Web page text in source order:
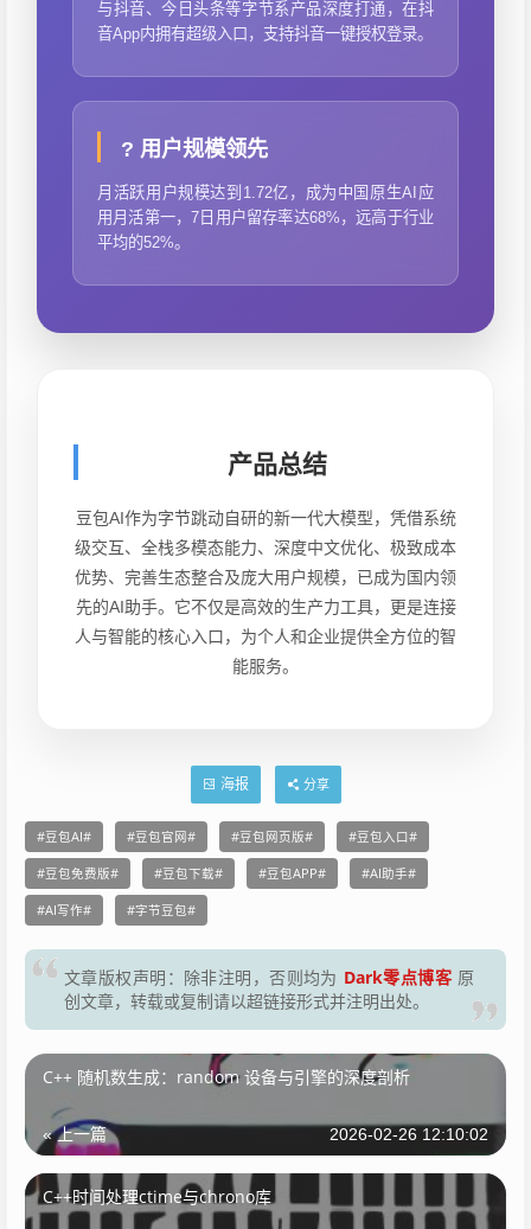
与抖音、今日头条等字节系产品深度打通，在抖
音App内拥有超级入口，支持抖音一键授权登录。
? 用户规模领先
月活跃用户规模达到1.72亿，成为中国原生AI应
用月活第一，7日用户留存率达68%，远高于行业
平均的52%。
产品总结
豆包AI作为字节跳动自研的新一代大模型，凭借系统
级交互、全栈多模态能力、深度中文优化、极致成本
优势、完善生态整合及庞大用户规模，已成为国内领
先的AI助手。它不仅是高效的生产力工具，更是连接
人与智能的核心入口，为个人和企业提供全方位的智
能服务。
海报 分享
豆包AI 豆包官网 豆包网页版 豆包入口
豆包免费版 豆包下载 豆包APP AI助手
AI写作 字节豆包
文章版权声明：除非注明，否则均为 Dark零点博客 原
创文章，转载或复制请以超链接形式并注明出处。
C++ 随机数生成：random 设备与引擎的深度剖析
« 上一篇 2026-02-26 12:10:02
C++时间处理ctime与chrono库